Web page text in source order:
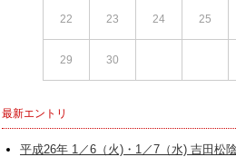
22 23 24 25
29 30
最新エントリ
平成26年 1／6（火)・1／7（水) 吉田松